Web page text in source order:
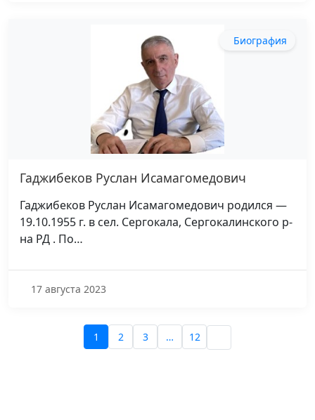
Биография
Гаджибеков Руслан Исамагомедович
Гаджибеков Руслан Исамагомедович родился —
19.10.1955 г. в сел. Сергокала, Сергокалинского р-
на РД . По…
17 августа 2023
1 2 3 … 12